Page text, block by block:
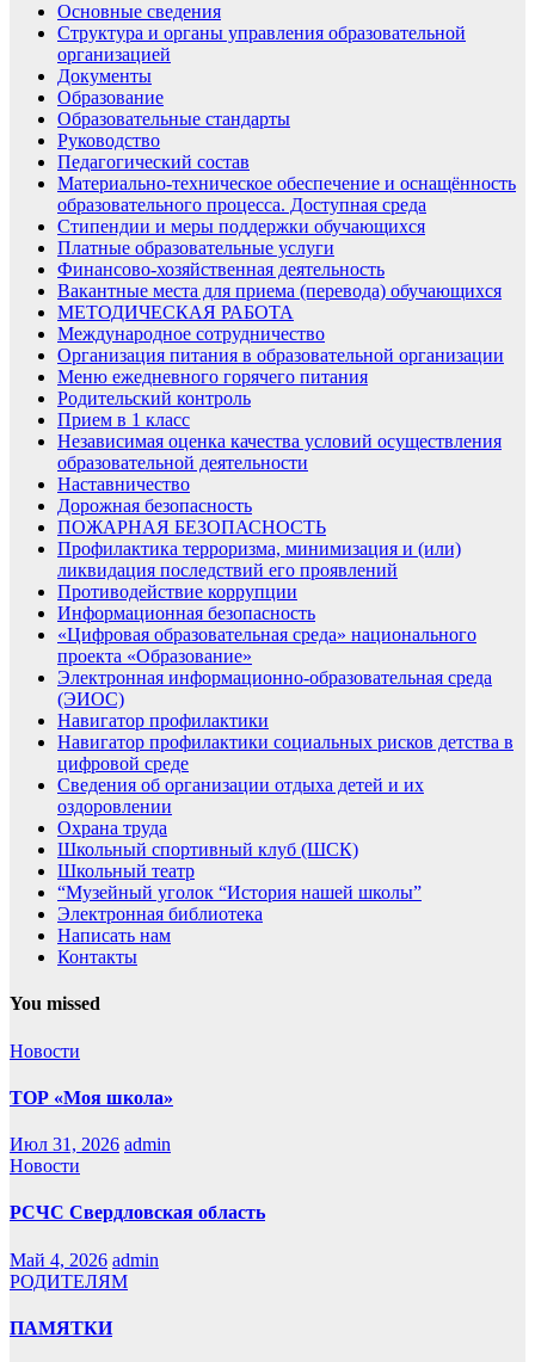
Основные сведения
Структура и органы управления образовательной
организацией
Документы
Образование
Образовательные стандарты
Руководство
Педагогический состав
Материально-техническое обеспечение и оснащённость
образовательного процесса. Доступная среда
Стипендии и меры поддержки обучающихся
Платные образовательные услуги
Финансово-хозяйственная деятельность
Вакантные места для приема (перевода) обучающихся
МЕТОДИЧЕСКАЯ РАБОТА
Международное сотрудничество
Организация питания в образовательной организации
Меню ежедневного горячего питания
Родительский контроль
Прием в 1 класс
Независимая оценка качества условий осуществления
образовательной деятельности
Наставничество
Дорожная безопасность
ПОЖАРНАЯ БЕЗОПАСНОСТЬ
Профилактика терроризма, минимизация и (или)
ликвидация последствий его проявлений
Противодействие коррупции
Информационная безопасность
«Цифровая образовательная среда» национального
проекта «Образование»
Электронная информационно-образовательная среда
(ЭИОС)
Навигатор профилактики
Навигатор профилактики социальных рисков детства в
цифровой среде
Сведения об организации отдыха детей и их
оздоровлении
Охрана труда
Школьный спортивный клуб (ШСК)
Школьный театр
“Музейный уголок “История нашей школы”
Электронная библиотека
Написать нам
Контакты
You missed
Новости
ТОР «Моя школа»
Июл 31, 2026 admin
Новости
РСЧС Свердловская область
Май 4, 2026 admin
РОДИТЕЛЯМ
ПАМЯТКИ